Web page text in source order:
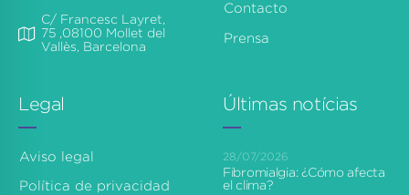
C/ Francesc Layret,
75 ,08100 Mollet del
Vallès, Barcelona
Contacto
Prensa
Legal
Aviso legal
Política de privacidad
Últimas notícias
28/07/2026
Fibromialgia: ¿Cómo afecta
el clima?